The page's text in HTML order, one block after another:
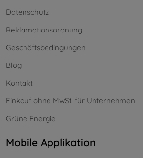
Datenschutz
Reklamationsordnung
Geschäftsbedingungen
Blog
Kontakt
Einkauf ohne MwSt. für Unternehmen
Grüne Energie
Mobile Applikation